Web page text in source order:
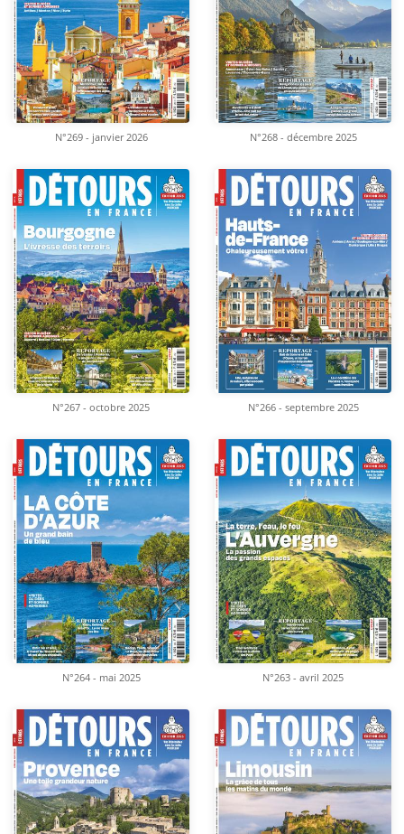
N°269 - janvier 2026 N°268 - décembre 2025
N°267 - octobre 2025 N°266 - septembre 2025
N°264 - mai 2025 N°263 - avril 2025